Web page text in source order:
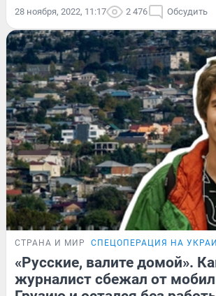
28 ноября, 2022, 11:17 2 476 Обсудить
СТРАНА И МИР СПЕЦОПЕРАЦИЯ НА
«Русские, валите домой».
журналист сбежал от